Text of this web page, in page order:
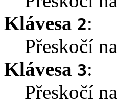
Klávesa 2:
Přeskočí
Klávesa 3:
Přeskočí